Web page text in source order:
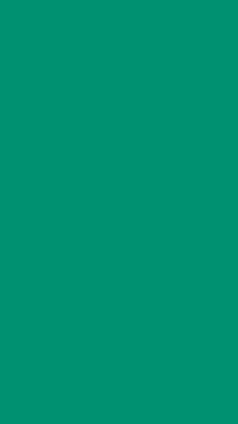
Privatschule, die eine
müssen Sie
oder